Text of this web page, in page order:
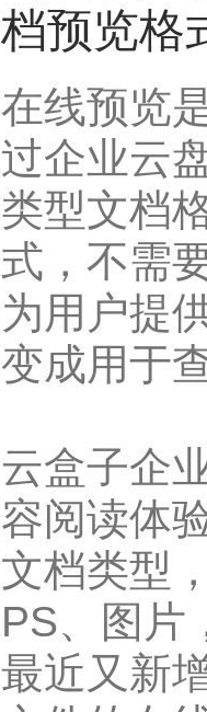
档预览格
在线预览
过企业云
类型文档
式，不需
为用户提
变成用于
云盒子企
容阅读体
文档类型
PS、图片
最近又新